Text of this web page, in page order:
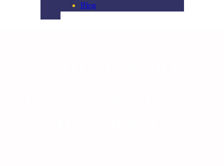
Blog